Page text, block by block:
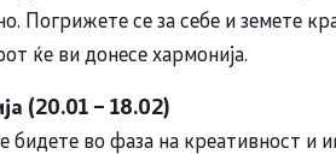
Погрижете се за себе и земете
ќе ви донесе хармонија.
(20.01 – 18.02)
бидете во фаза на креативност и